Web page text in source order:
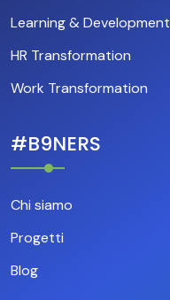
Learning & Development
HR Transformation
Work Transformation
#B9NERS
Chi siamo
Progetti
Blog